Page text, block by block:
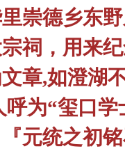
崇德乡东
祠，用来
章,如澄湖
呼为“玺口
元统之初